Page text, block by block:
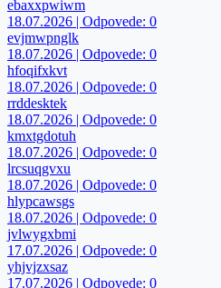
ebaxxpwiwm
18.07.2026 | Odpovede: 0
evjmwpnglk
18.07.2026 | Odpovede: 0
hfoqifxkvt
18.07.2026 | Odpovede: 0
rrddesktek
18.07.2026 | Odpovede: 0
kmxtgdotuh
18.07.2026 | Odpovede: 0
lrcsuqgvxu
18.07.2026 | Odpovede: 0
hlypcawsgs
18.07.2026 | Odpovede: 0
jvlwygxbmi
17.07.2026 | Odpovede: 0
yhjvjzxsaz
17.07.2026 | Odpovede: 0